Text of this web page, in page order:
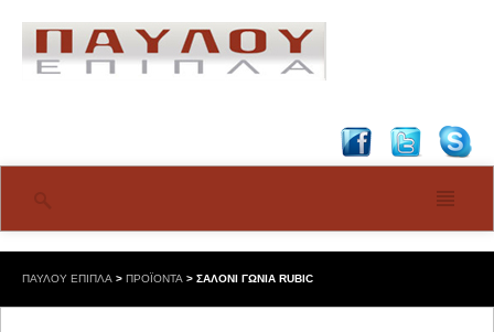
ΠΑΥΛΟΥ ΕΠΙΠΛΑ > ΠΡΟΪΟΝΤΑ > ΣΑΛΟΝΙ ΓΩΝΙΑ RUBIC